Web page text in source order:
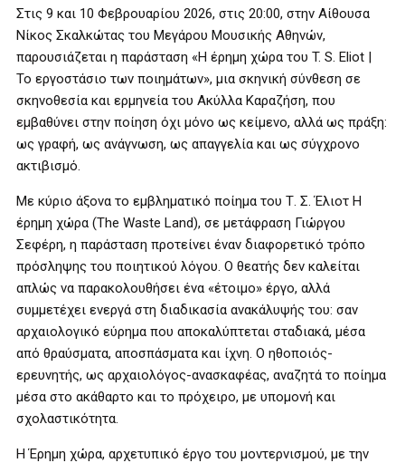
Στις 9 και 10 Φεβρουαρίου 2026, στις 20:00, στην Αίθουσα
Νίκος Σκαλκώτας του Μεγάρου Μουσικής Αθηνών,
παρουσιάζεται η παράσταση «Η έρημη χώρα του T. S. Eliot |
Το εργοστάσιο των ποιημάτων», μια σκηνική σύνθεση σε
σκηνοθεσία και ερμηνεία του Ακύλλα Καραζήση, που
εμβαθύνει στην ποίηση όχι μόνο ως κείμενο, αλλά ως πράξη:
ως γραφή, ως ανάγνωση, ως απαγγελία και ως σύγχρονο
ακτιβισμό.
Με κύριο άξονα το εμβληματικό ποίημα του Τ. Σ. Έλιοτ Η
έρημη χώρα (The Waste Land), σε μετάφραση Γιώργου
Σεφέρη, η παράσταση προτείνει έναν διαφορετικό τρόπο
πρόσληψης του ποιητικού λόγου. Ο θεατής δεν καλείται
απλώς να παρακολουθήσει ένα «έτοιμο» έργο, αλλά
συμμετέχει ενεργά στη διαδικασία ανακάλυψής του: σαν
αρχαιολογικό εύρημα που αποκαλύπτεται σταδιακά, μέσα
από θραύσματα, αποσπάσματα και ίχνη. Ο ηθοποιός-
ερευνητής, ως αρχαιολόγος-ανασκαφέας, αναζητά το ποίημα
μέσα στο ακάθαρτο και το πρόχειρο, με υπομονή και
σχολαστικότητα.
Η Έρημη χώρα, αρχετυπικό έργο του μοντερνισμού, με την